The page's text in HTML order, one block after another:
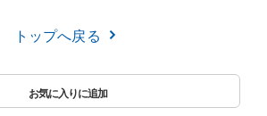
トップへ戻る